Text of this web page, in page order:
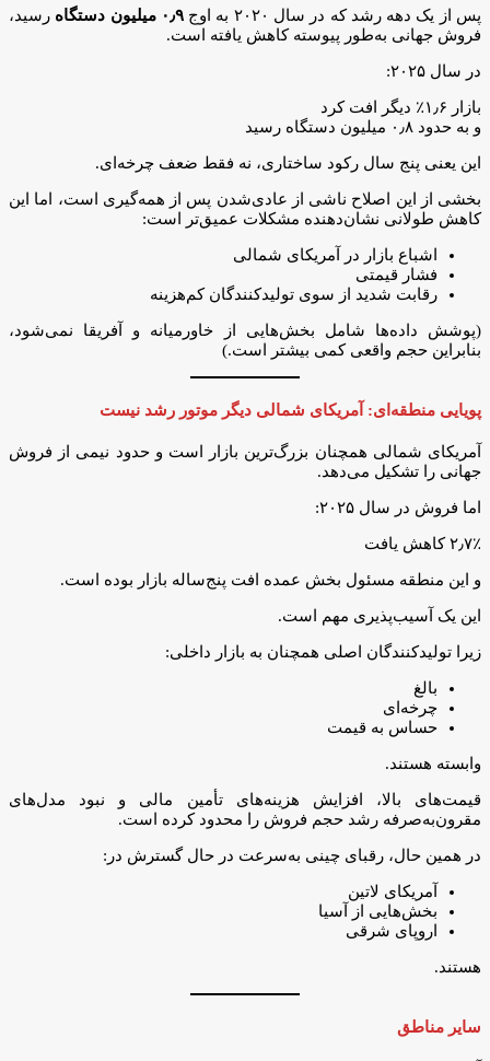
پس از یک دهه رشد که در سال ۲۰۲۰ به اوج ۰٫۹ میلیون دستگاه
رسید،
فروش جهانی به‌طور پیوسته کاهش یافته است.
در سال ۲۰۲۵:
بازار ۱٫۶٪ دیگر افت کرد
و به حدود ۰٫۸ میلیون دستگاه رسید
این یعنی پنج سال رکود ساختاری، نه فقط ضعف چرخه‌ای.
بخشی از این اصلاح ناشی از عادی‌شدن پس از همه‌گیری است، اما این
کاهش طولانی نشان‌دهنده مشکلات عمیق‌تر است:
اشباع بازار در آمریکای شمالی
فشار قیمتی
رقابت شدید از سوی تولیدکنندگان کم‌هزینه
(پوشش داده‌ها شامل بخش‌هایی از خاورمیانه و آفریقا نمی‌شود،
بنابراین حجم واقعی کمی بیشتر است.)
پویایی منطقه‌ای: آمریکای شمالی دیگر موتور رشد نیست
آمریکای شمالی همچنان بزرگ‌ترین بازار است و حدود نیمی از فروش
جهانی را تشکیل می‌دهد.
اما فروش در سال ۲۰۲۵:
۲٫۷٪ کاهش یافت
و این منطقه مسئول بخش عمده افت پنج‌ساله بازار بوده است.
این یک آسیب‌پذیری مهم است.
زیرا تولیدکنندگان اصلی همچنان به بازار داخلی:
بالغ
چرخه‌ای
حساس به قیمت
وابسته هستند.
قیمت‌های بالا، افزایش هزینه‌های تأمین مالی و نبود مدل‌های
مقرون‌به‌صرفه رشد حجم فروش را محدود کرده است.
در همین حال، رقبای چینی به‌سرعت در حال گسترش در:
آمریکای لاتین
بخش‌هایی از آسیا
اروپای شرقی
هستند.
سایر مناطق